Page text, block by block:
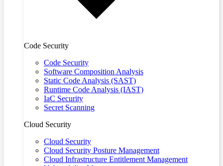
Code Security
Code Security
Software Composition Analysis
Static Code Analysis (SAST)
Runtime Code Analysis (IAST)
IaC Security
Secret Scanning
Cloud Security
Cloud Security
Cloud Security Posture Management
Cloud Infrastructure Entitlement Management